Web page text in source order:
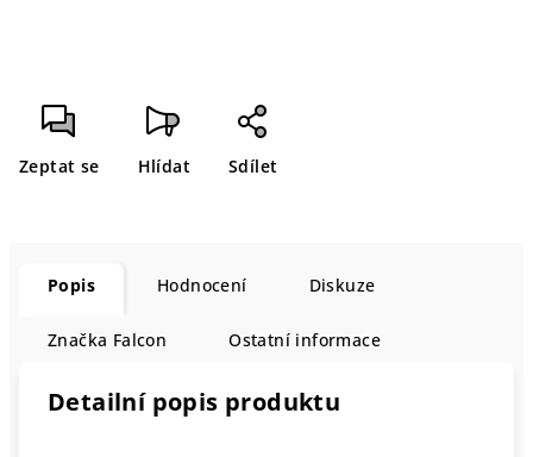
Zeptat se Hlídat Sdílet
Popis Hodnocení Diskuze
Značka Falcon Ostatní informace
Detailní popis produktu